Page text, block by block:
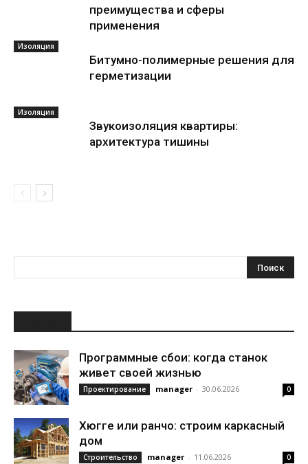
преимущества и сферы
применения
Изоляция
Битумно-полимерные решения для
герметизации
Изоляция
Звукоизоляция квартиры:
архитектура тишины
Программные сбои: когда станок
живет своей жизнью
Проектирование manager - 30.06.2026 0
Хюгге или ранчо: строим каркасный
дом
Строительство manager - 11.06.2026 0